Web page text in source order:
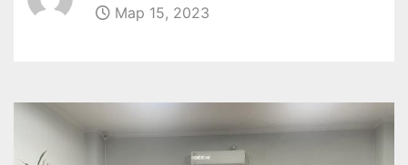
Мар 15, 2023